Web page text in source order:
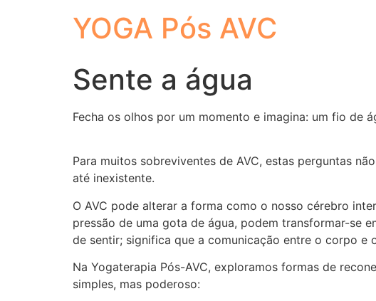
YOGA Pós AVC
Sente a água
Fecha os olhos por um momento e imagina: um fio de
Para muitos sobreviventes de AVC, estas perguntas
até inexistente.
O AVC pode alterar a forma como o nosso cérebro
pressão de uma gota de água, podem transformar-se
de sentir; significa que a comunicação entre o corpo
Na Yogaterapia Pós-AVC, exploramos formas de
simples, mas poderoso: